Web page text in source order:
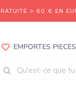
EMPORTES PIECES
Rechercher: